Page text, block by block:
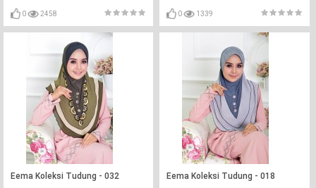
0 2458 0 1339
Eema Koleksi Tudung - 032 Eema Koleksi Tudung - 018